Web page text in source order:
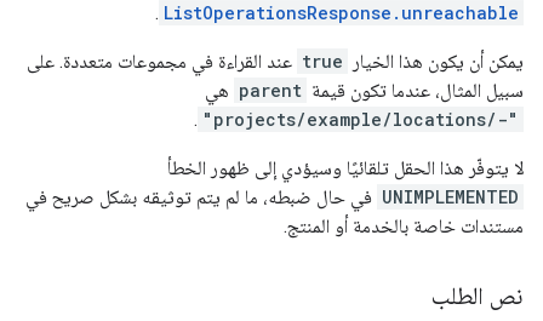
ListOperationsResponse.unreachable
.
يمكن أن يكون هذا الخيار true عند القراءة في مجموعات متعددة. على
سبيل المثال، عندما تكون قيمة parent هي
"projects/example/locations/-"
.
لا يتوفّر هذا الحقل تلقائيًا وسيؤدي إلى ظهور الخطأ
UNIMPLEMENTED في حال ضبطه، ما لم يتم توثيقه بشكل صريح في
مستندات خاصة بالخدمة أو المنتج.
نص الطلب